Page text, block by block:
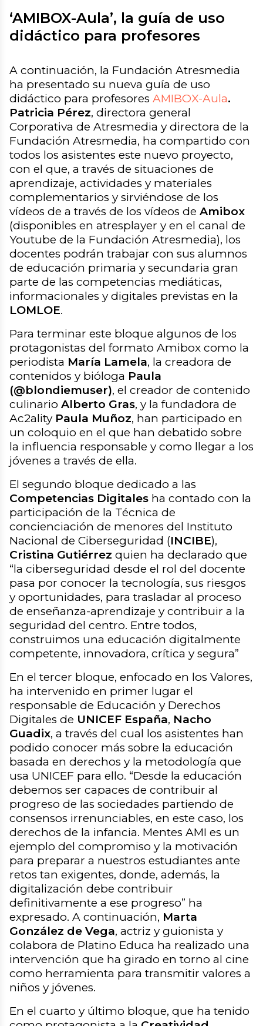
‘AMIBOX-Aula’, la guía de uso
didáctico para profesores
A continuación, la Fundación Atresmedia
ha presentado su nueva guía de uso
didáctico para profesores AMIBOX-Aula.
Patricia Pérez, directora general
Corporativa de Atresmedia y directora de la
Fundación Atresmedia, ha compartido con
todos los asistentes este nuevo proyecto,
con el que, a través de situaciones de
aprendizaje, actividades y materiales
complementarios y sirviéndose de los
vídeos de a través de los vídeos de Amibox
(disponibles en atresplayer y en el canal de
Youtube de la Fundación Atresmedia), los
docentes podrán trabajar con sus alumnos
de educación primaria y secundaria gran
parte de las competencias mediáticas,
informacionales y digitales previstas en la
LOMLOE.
Para terminar este bloque algunos de los
protagonistas del formato Amibox como la
periodista María Lamela, la creadora de
contenidos y bióloga Paula
(@blondiemuser), el creador de contenido
culinario Alberto Gras, y la fundadora de
Ac2ality Paula Muñoz, han participado en
un coloquio en el que han debatido sobre
la influencia responsable y como llegar a los
jóvenes a través de ella.
El segundo bloque dedicado a las
Competencias Digitales ha contado con la
participación de la Técnica de
concienciación de menores del Instituto
Nacional de Ciberseguridad (INCIBE),
Cristina Gutiérrez quien ha declarado que
“la ciberseguridad desde el rol del docente
pasa por conocer la tecnología, sus riesgos
y oportunidades, para trasladar al proceso
de enseñanza-aprendizaje y contribuir a la
seguridad del centro. Entre todos,
construimos una educación digitalmente
competente, innovadora, crítica y segura”
En el tercer bloque, enfocado en los Valores,
ha intervenido en primer lugar el
responsable de Educación y Derechos
Digitales de UNICEF España, Nacho
Guadix, a través del cual los asistentes han
podido conocer más sobre la educación
basada en derechos y la metodología que
usa UNICEF para ello. “Desde la educación
debemos ser capaces de contribuir al
progreso de las sociedades partiendo de
consensos irrenunciables, en este caso, los
derechos de la infancia. Mentes AMI es un
ejemplo del compromiso y la motivación
para preparar a nuestros estudiantes ante
retos tan exigentes, donde, además, la
digitalización debe contribuir
definitivamente a ese progreso” ha
expresado. A continuación, Marta
González de Vega, actriz y guionista y
colabora de Platino Educa ha realizado una
intervención que ha girado en torno al cine
como herramienta para transmitir valores a
niños y jóvenes.
En el cuarto y último bloque, que ha tenido